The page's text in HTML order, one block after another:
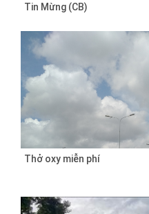
Tin Mừng (CB)
Thở oxy miễn phí